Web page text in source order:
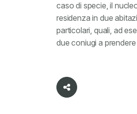
caso di specie, il
residenza in due
particolari, quali, ad
due coniugi a